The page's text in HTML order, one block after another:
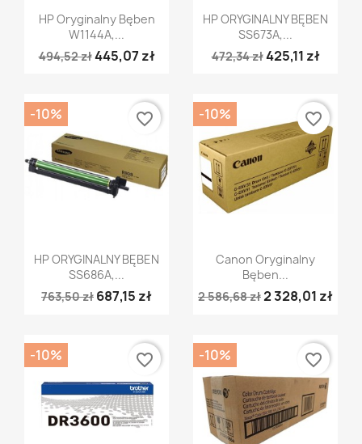
Szybki podgląd
HP Oryginalny Bęben
W1144A,...
494,52 zł445,07 zł
Szybki podgląd
HP ORYGINALNY BĘBEN
SS673A,...
472,34 zł425,11 zł
Szybki podgląd
HP ORYGINALNY BĘBEN
SS686A,...
763,50 zł 687,15 zł
-10% favorite_border
Szybki podgląd
Canon Oryginalny
Bęben...
2 586,68 zł2 328,01 zł
-10% favorite_border
-10% favorite_border -10% favorite_border